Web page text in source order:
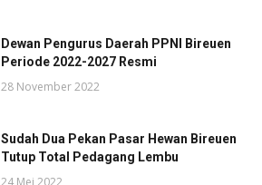
Dewan Pengurus Daerah PPNI Bireuen
Periode 2022-2027 Resmi
28 November 2022
Sudah Dua Pekan Pasar Hewan Bireuen
Tutup Total Pedagang Lembu
24 Mei 2022